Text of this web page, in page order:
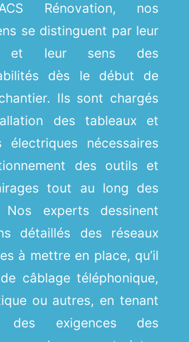
Rénovation, nos
se distinguent par leur
et leur sens des
dès le début de
Ils sont chargés
des tableaux et
électriques nécessaires
des outils et
tout au long des
Nos experts dessinent
détaillés des réseaux
à mettre en place, qu’il
de câblage téléphonique,
ou autres, en tenant
des exigences des